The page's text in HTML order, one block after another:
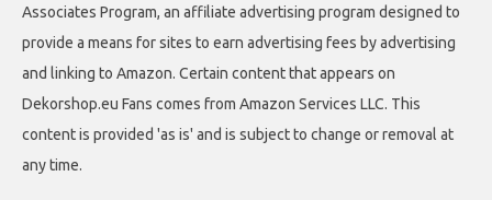
Associates Program, an affiliate advertising program designed to
provide a means for sites to earn advertising fees by advertising
and linking to Amazon. Certain content that appears on
Dekorshop.eu Fans comes from Amazon Services LLC. This
content is provided 'as is' and is subject to change or removal at
any time.